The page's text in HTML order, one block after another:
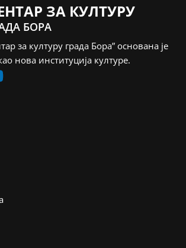
ЗА КУЛТУРУ
БОРА
за културу града Бора” основана је
нова институција културе.